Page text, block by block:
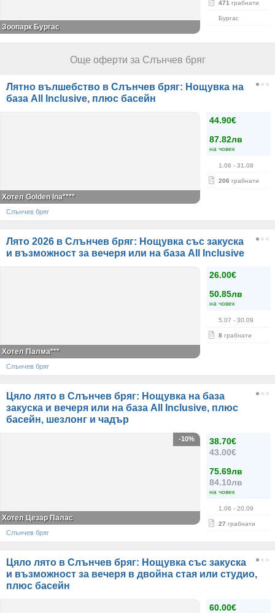
471 грабнати
Бургас
Зоопарк Бургас
Още оферти за Слънчев бряг
Лятно вълшебство в Слънчев бряг: Нощувка на
база All Inclusive, плюс басейн
44.90€
87.82лв
на човек
1.06 - 31.08
206 грабнати
Хотел Golden Ina****
Слънчев бряг
Лято 2026 в Слънчев бряг: Нощувка със закуска
и възможност за вечеря или на база All Inclusive
26.00€
50.85лв
на човек
5.07 - 30.09
8 грабнати
Хотел Палма***
Слънчев бряг
Цяло лято в Слънчев бряг: Нощувка на база
закуска и вечеря или на база All Inclusive, плюс
басейн, шезлонг и чадър
38.70€
43.00€
75.69лв
84.10лв
на човек
1.06 - 20.09
27 грабнати
-10%
Хотел Цезар Палас
Слънчев бряг
Цяло лято в Слънчев бряг: Нощувка със закуска
и възможност за вечеря в двойна стая или студио,
плюс басейн
60.00€